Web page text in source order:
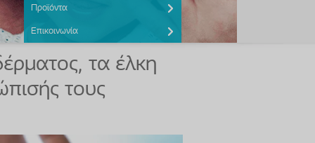
Προϊόντα
Επικοινωνία
τα έλκη
τους